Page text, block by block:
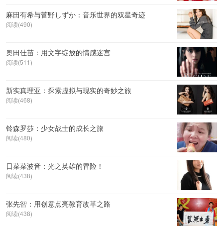
麻田有希与菅野しずか：音乐世界的双星奇迹
阅读(490)
奥田佳苗：用文字绽放的情感迷宫
阅读(511)
新实真理亚：探索虚拟与现实的奇妙之旅
阅读(468)
铃森罗莎：少女战士的成长之旅
阅读(480)
日菜菜波音：光之英雄的冒险！
阅读(438)
张先智：用创意点亮教育改革之路
阅读(438)